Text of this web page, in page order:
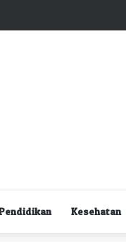
Kesehatan